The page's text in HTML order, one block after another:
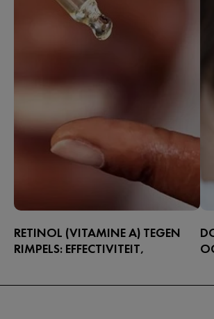
RETINOL (VITAMINE A) TEGEN
RIMPELS: EFFECTIVITEIT,
Vrij verkrijgbare retinolproducten zijn